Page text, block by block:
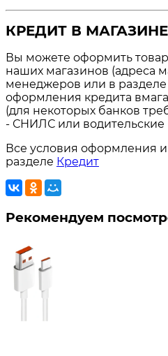
КРЕДИТ В МАГАЗИНЕ
Вы можете оформить
наших магазинов (адреса
менеджеров или в разделе
оформления кредита
(для некоторых банков
- СНИЛС или водительские
Все условия оформления и
разделе Кредит
Рекомендуем